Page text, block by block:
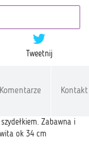
Tweetnij
Komentarze Kontakt
Zabawna i
ok 34 cm